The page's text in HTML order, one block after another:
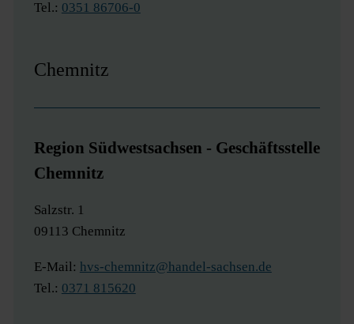
Tel.: 0351 86706-0
Chemnitz
Region Südwestsachsen - Geschäftsstelle
Chemnitz
Salzstr. 1
09113 Chemnitz
E-Mail: hvs-chemnitz@handel-sachsen.de
Tel.: 0371 815620